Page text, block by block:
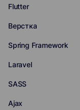
Flutter
Верстка
Spring Framework
Laravel
SASS
Ajax